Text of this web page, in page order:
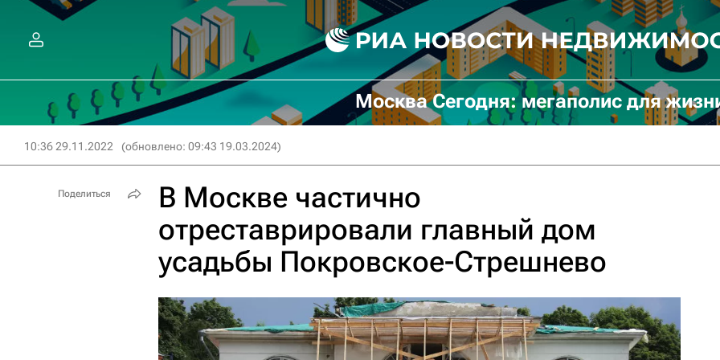
Москва Сегодня: мегаполис для
10:36 29.11.2022 (обновлено: 09:43 19.03.2024)
В Москве частично
отреставрировали главный дом
усадьбы Покровское-Стрешнево
Поделиться